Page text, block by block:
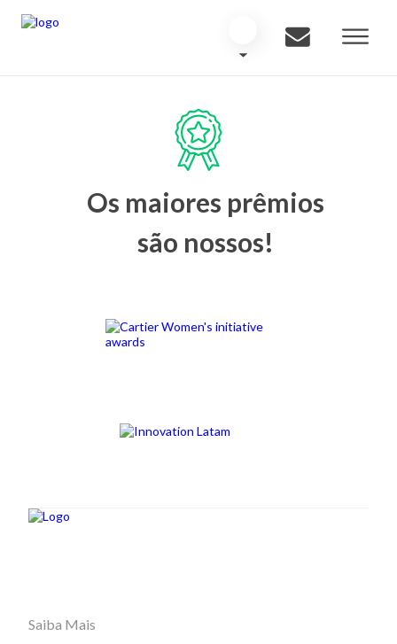
Os maiores prêmios
são nossos!
Saiba Mais